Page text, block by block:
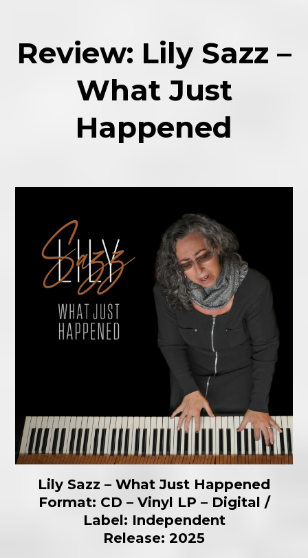
Review: Lily Sazz –
What Just
Happened
Lily Sazz – What Just Happened
Format: CD – Vinyl LP – Digital /
Label: Independent
Release: 2025